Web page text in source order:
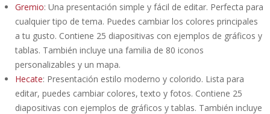
Gremio: Una presentación simple y fácil de editar. Perfecta para
cualquier tipo de tema. Puedes cambiar los colores principales
a tu gusto. Contiene 25 diapositivas con ejemplos de gráficos y
tablas. También incluye una familia de 80 iconos
personalizables y un mapa.
Hecate: Presentación estilo moderno y colorido. Lista para
editar, puedes cambiar colores, texto y fotos. Contiene 25
diapositivas con ejemplos de gráficos y tablas. También incluye